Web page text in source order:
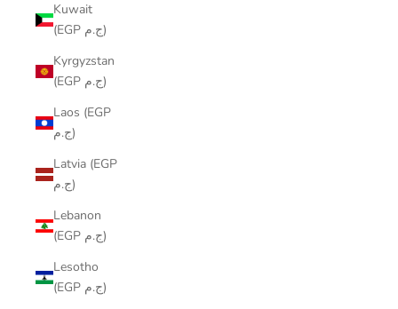
Kuwait
(EGP ج.م)
Kyrgyzstan
(EGP ج.م)
Laos (EGP
ج.م)
Latvia (EGP
ج.م)
Lebanon
(EGP ج.م)
Lesotho
(EGP ج.م)